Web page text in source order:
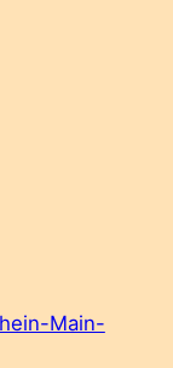
Main-